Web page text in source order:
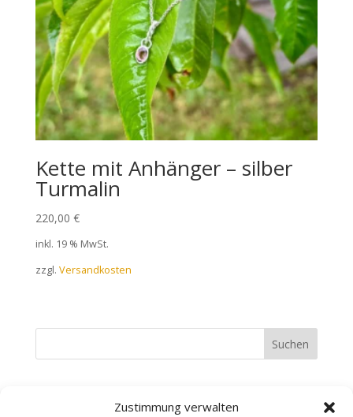
Zustimmung verwalten
Kette mit Anhänger – silber
Turmalin
220,00 €
inkl. 19 % MwSt.
zzgl. Versandkosten
Suchen